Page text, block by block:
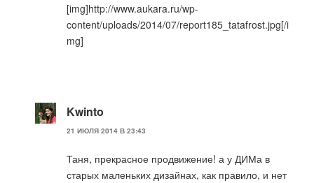
[img]http://www.aukara.ru/wp-
content/uploads/2014/07/report185_tatafrost.jpg[/i
mg]
Kwinto
21 ИЮЛЯ 2014 В 23:43
Таня, прекрасное продвижение! а у ДИМа в
старых маленьких дизайнах, как правило, и нет